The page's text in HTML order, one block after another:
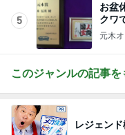
5
お盆
クワ
元木
このジャンルの記事を
レジェン